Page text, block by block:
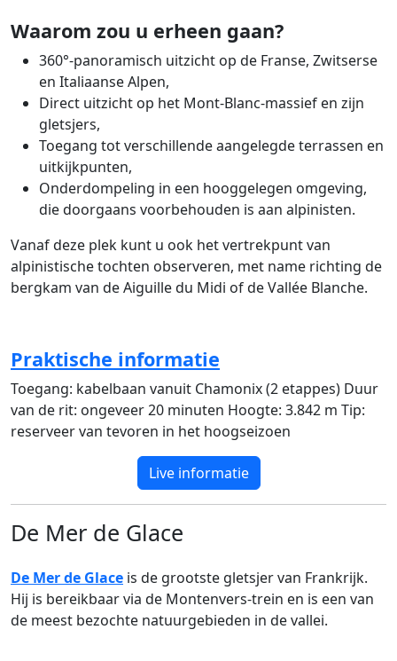
Waarom zou u erheen gaan?
360°-panoramisch uitzicht op de Franse, Zwitserse
en Italiaanse Alpen,
Direct uitzicht op het Mont-Blanc-massief en zijn
gletsjers,
Toegang tot verschillende aangelegde terrassen en
uitkijkpunten,
Onderdompeling in een hooggelegen omgeving,
die doorgaans voorbehouden is aan alpinisten.
Vanaf deze plek kunt u ook het vertrekpunt van
alpinistische tochten observeren, met name richting de
bergkam van de Aiguille du Midi of de Vallée Blanche.
Praktische informatie
Toegang: kabelbaan vanuit Chamonix (2 etappes) Duur
van de rit: ongeveer 20 minuten Hoogte: 3.842 m Tip:
reserveer van tevoren in het hoogseizoen
Live informatie
De Mer de Glace
De Mer de Glace is de grootste gletsjer van Frankrijk.
Hij is bereikbaar via de Montenvers-trein en is een van
de meest bezochte natuurgebieden in de vallei.